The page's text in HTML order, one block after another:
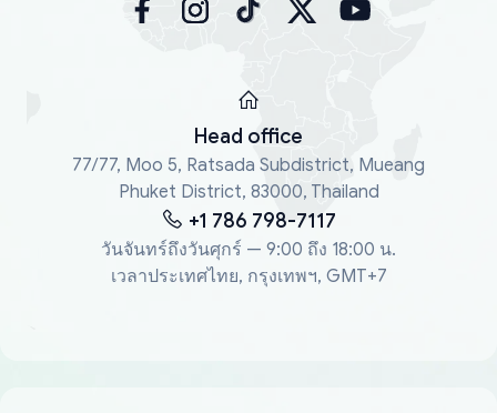
Head office
77/77, Moo 5, Ratsada Subdistrict, Mueang
Phuket District, 83000, Thailand
+1 786 798-7117
วันจันทร์ถึงวันศุกร์ — 9:00 ถึง 18:00 น.
เวลาประเทศไทย, กรุงเทพฯ, GMT+7